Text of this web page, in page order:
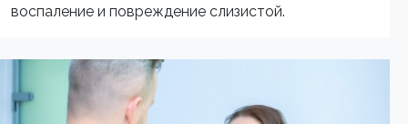
воспаление и повреждение слизистой.